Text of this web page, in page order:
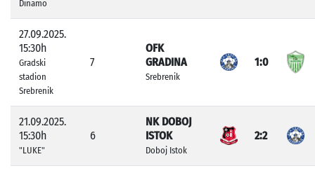
Dinamo
27.09.2025.
15:30h
Gradski
stadion
Srebrenik
7
OFK
GRADINA
Srebrenik
1:0
21.09.2025.
15:30h
"LUKE"
6
NK DOBOJ
ISTOK
Doboj Istok
2:2